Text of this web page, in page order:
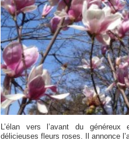
L’élan vers l’avant du
délicieuses fleurs roses. Il annonce